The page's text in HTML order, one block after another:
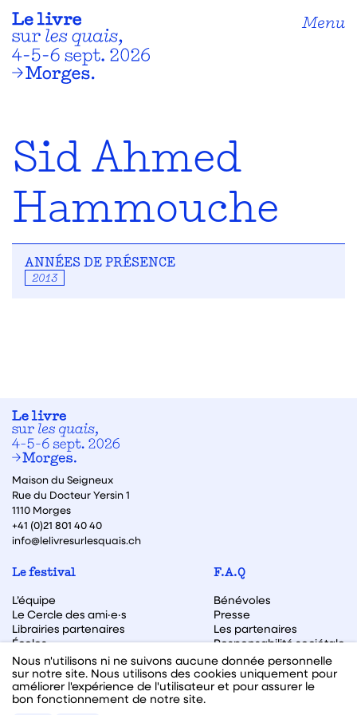
Menu
Sid Ahmed
Hammouche
ANNÉES DE PRÉSENCE
2013
Maison du Seigneux
Rue du Docteur Yersin 1
1110 Morges
+41 (0)21 801 40 40
info@lelivresurlesquais.ch
Le festival
L’équipe
Le Cercle des ami·e·s
Librairies partenaires
Écoles
F.A.Q
Bénévoles
Presse
Les partenaires
Responsabilité sociétale
Archive des éditions
Archive des autrices et auteurs
Nous n'utilisons ni ne suivons aucune donnée personnelle
sur notre site. Nous utilisons des cookies uniquement pour
améliorer l'expérience de l'utilisateur et pour assurer le
bon fonctionnement de notre site.